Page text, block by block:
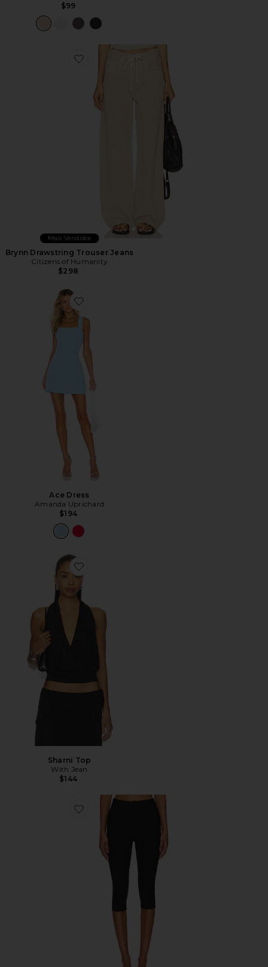
$99
Favorite Brynn Drawstring Trouser Jeans
Mais Vendidos
Brynn Drawstring Trouser Jeans
Citizens of Humanity
$298
Favorite Ace Dress
Ace Dress
Amanda Uprichard
$194
Favorite Sharni Top
Sharni Top
With Jean
$144
Favorite Chaya Capri